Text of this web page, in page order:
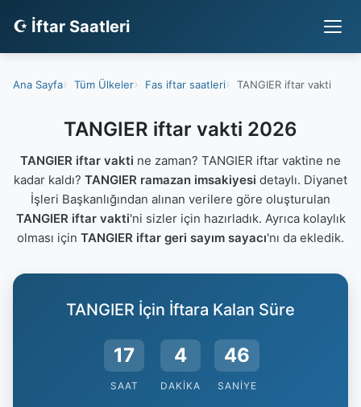
☪ İftar Saatleri
Ana Sayfa Tüm Ülkeler Fas iftar saatleri TANGIER iftar vakti
TANGIER iftar vakti 2026
TANGIER iftar vakti ne zaman? TANGIER iftar vaktine ne
kadar kaldı? TANGIER ramazan imsakiyesi detaylı. Diyanet
İşleri Başkanlığından alınan verilere göre oluşturulan
TANGIER iftar vakti'ni sizler için hazırladık. Ayrıca kolaylık
olması için TANGIER iftar geri sayım sayacı'nı da ekledik.
TANGIER İçin İftara Kalan Süre
17
SAAT
4
DAKIKA
45
SANIYE